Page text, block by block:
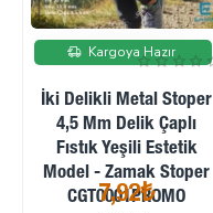
İndirimde
Pirinç
Kargoya Hazır
8 Mm Bebe Çıt Çıtı 250
Adet Ecru Renk Klikıt
Çıtçıt ERBCLK0008PECRU